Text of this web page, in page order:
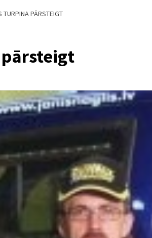
TURPINA PĀRSTEIGT